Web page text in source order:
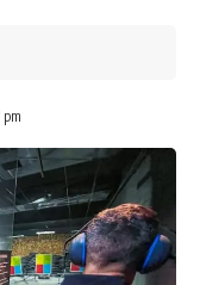
pm